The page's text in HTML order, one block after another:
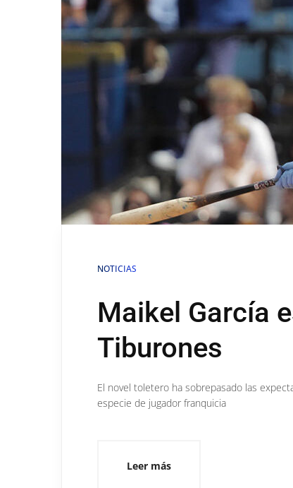
NOTICIAS
Maikel García
Tiburones
El novel toletero ha sobrepasado las
especie de jugador franquicia
Leer más